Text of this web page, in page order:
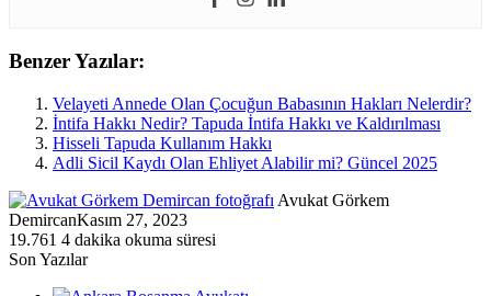
Benzer Yazılar:
Velayeti Annede Olan Çocuğun Babasının Hakları Nelerdir?
İntifa Hakkı Nedir? Tapuda İntifa Hakkı ve Kaldırılması
Hisseli Tapuda Kullanım Hakkı
Adli Sicil Kaydı Olan Ehliyet Alabilir mi? Güncel 2025
Avukat Görkem
DemircanKasım 27, 2023
19.761 4 dakika okuma süresi
Son Yazılar